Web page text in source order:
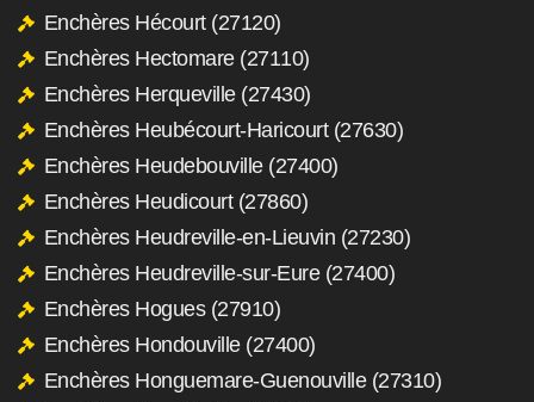
Enchères Hécourt (27120)
Enchères Hectomare (27110)
Enchères Herqueville (27430)
Enchères Heubécourt-Haricourt (27630)
Enchères Heudebouville (27400)
Enchères Heudicourt (27860)
Enchères Heudreville-en-Lieuvin (27230)
Enchères Heudreville-sur-Eure (27400)
Enchères Hogues (27910)
Enchères Hondouville (27400)
Enchères Honguemare-Guenouville (27310)